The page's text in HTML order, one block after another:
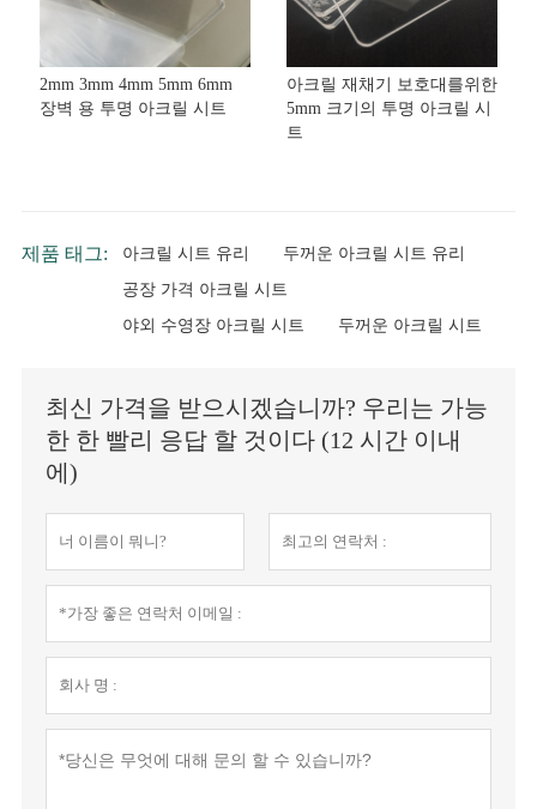
2mm 3mm 4mm 5mm 6mm
장벽 용 투명 아크릴 시트
아크릴 재채기 보호대를위한
5mm 크기의 투명 아크릴 시
트
제품 태그: 아크릴 시트 유리
두꺼운 아크릴 시트 유리
공장 가격 아크릴 시트
야외 수영장 아크릴 시트
두꺼운 아크릴 시트
최신 가격을 받으시겠습니까? 우리는 가능
한 한 빨리 응답 할 것이다 (12 시간 이내
에)